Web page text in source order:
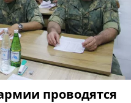
проводятся